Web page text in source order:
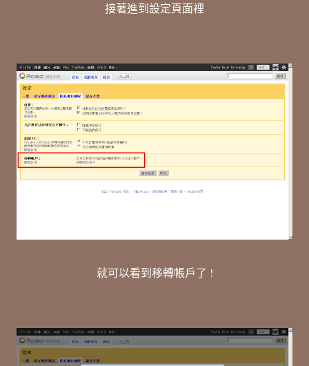
接著進到設定頁面裡
就可以看到移轉帳戶了 !